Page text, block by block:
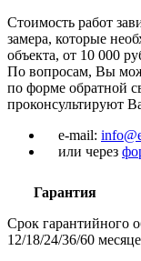
Стоимость работ
замера, которые
объекта, от 10 000
По вопросам, Вы
по форме обратной
проконсультируют
e-mail:
или через
Гарантия
Срок гарантийного
12/18/24/36/60